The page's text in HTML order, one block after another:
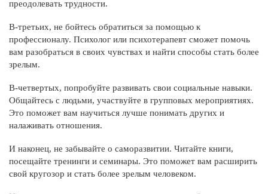
преодолевать трудности.
В-третьих, не бойтесь обратиться за помощью к
профессионалу. Психолог или психотерапевт сможет помочь
вам разобраться в своих чувствах и найти способы стать более
зрелым.
В-четвертых, попробуйте развивать свои социальные навыки.
Общайтесь с людьми, участвуйте в групповых мероприятиях.
Это поможет вам научиться лучше понимать других и
налаживать отношения.
И наконец, не забывайте о саморазвитии. Читайте книги,
посещайте тренинги и семинары. Это поможет вам расширить
свой кругозор и стать более зрелым человеком.